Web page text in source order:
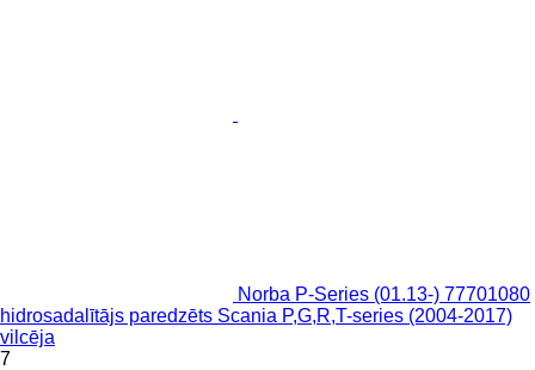
Norba P-Series (01.13-) 77701080
hidrosadalītājs paredzēts Scania P,G,R,T-series (2004-2017)
vilcēja
7